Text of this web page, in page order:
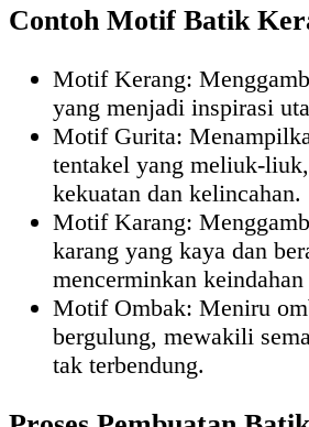
Contoh Motif Batik
Motif Kerang:
yang menjadi inspirasi
Motif Gurita:
tentakel yang meliuk-
kekuatan dan kelincahan.
Motif Karang:
karang yang kaya dan
mencerminkan
Motif Ombak: Meniru
bergulung, mewakili
tak terbendung.